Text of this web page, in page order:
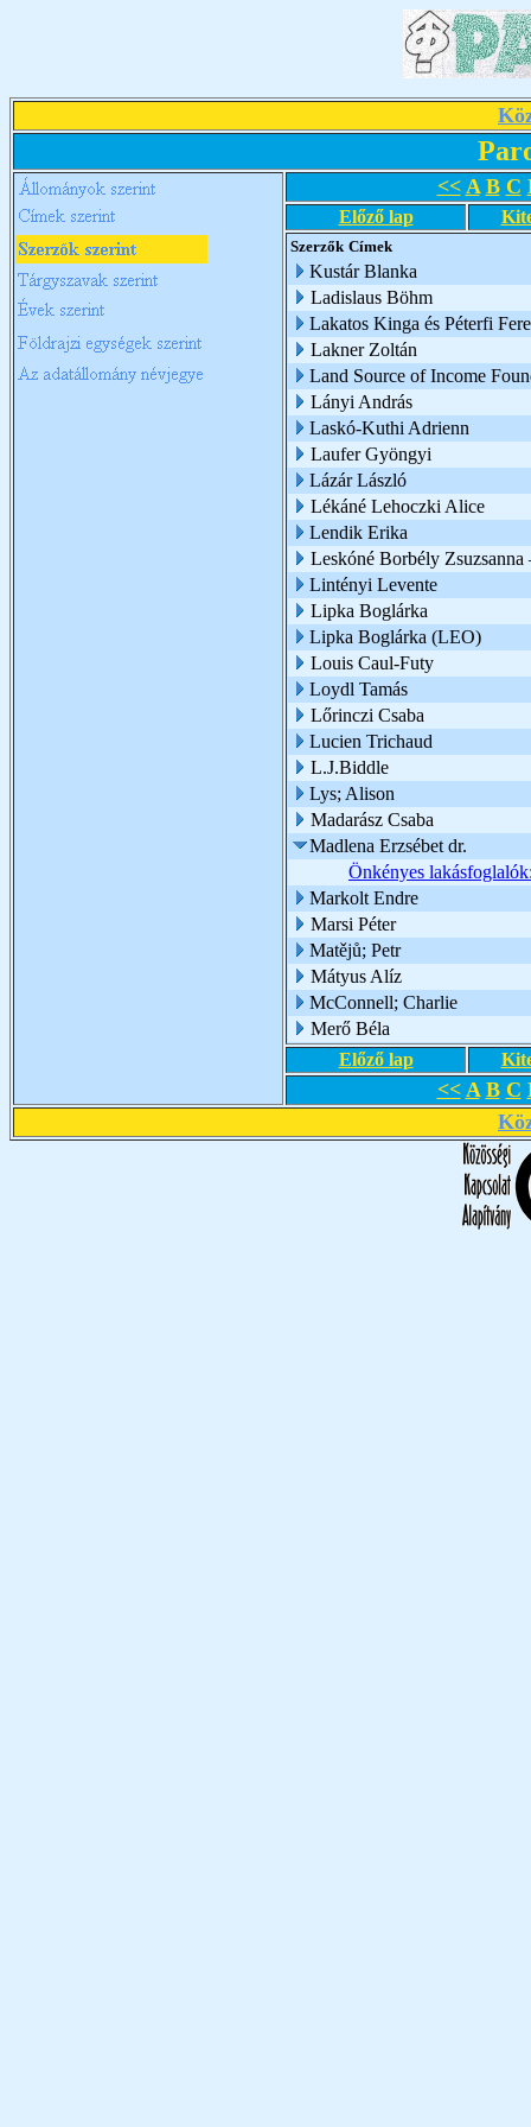
<< A B C
Előző lap
Szerzők Címek
Kustár Blanka
Ladislaus Böhm
Lakatos Kinga és Péterfi
Lakner Zoltán
Land Source of Income
Lányi András
Laskó-Kuthi Adrienn
Laufer Gyöngyi
Lázár László
Lékáné Lehoczki Alice
Lendik Erika
Leskóné Borbély
Lintényi Levente
Lipka Boglárka
Lipka Boglárka (LEO)
Louis Caul-Futy
Loydl Tamás
Lőrinczi Csaba
Lucien Trichaud
L.J.Biddle
Lys; Alison
Madarász Csaba
Madlena Erzsébet dr.
Önkényes
Markolt Endre
Marsi Péter
Matějů; Petr
Mátyus Alíz
McConnell; Charlie
Merő Béla
Előző lap
<< A B C